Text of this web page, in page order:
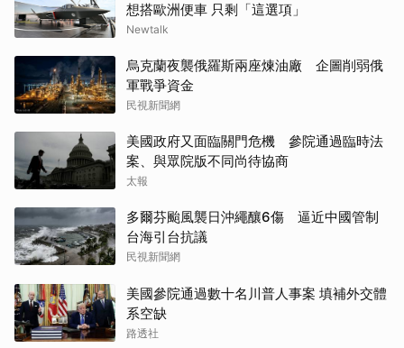
想搭歐洲便車 只剩「這選項」
Newtalk
烏克蘭夜襲俄羅斯兩座煉油廠 企圖削弱俄
軍戰爭資金
民視新聞網
美國政府又面臨關門危機 參院通過臨時法
案、與眾院版不同尚待協商
太報
多爾芬颱風襲日沖繩釀6傷 逼近中國管制
台海引台抗議
民視新聞網
美國參院通過數十名川普人事案 填補外交體
系空缺
路透社